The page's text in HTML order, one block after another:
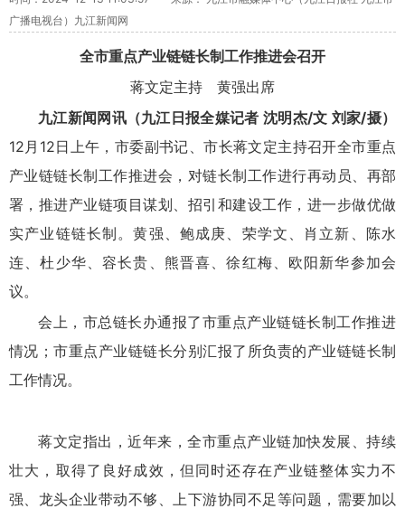
广播电视台）九江新闻网
全市重点产业链链长制工作推进会召开
蒋文定主持 黄强出席
九江新闻网讯（九江日报全媒记者 沈明杰/文 刘家/摄）
12月12日上午，市委副书记、市长蒋文定主持召开全市重点
产业链链长制工作推进会，对链长制工作进行再动员、再部
署，推进产业链项目谋划、招引和建设工作，进一步做优做
实产业链链长制。黄强、鲍成庚、荣学文、肖立新、陈水
连、杜少华、容长贵、熊晋喜、徐红梅、欧阳新华参加会
议。
会上，市总链长办通报了市重点产业链链长制工作推进
情况；市重点产业链链长分别汇报了所负责的产业链链长制
工作情况。
蒋文定指出，近年来，全市重点产业链加快发展、持续
壮大，取得了良好成效，但同时还存在产业链整体实力不
强、龙头企业带动不够、上下游协同不足等问题，需要加以